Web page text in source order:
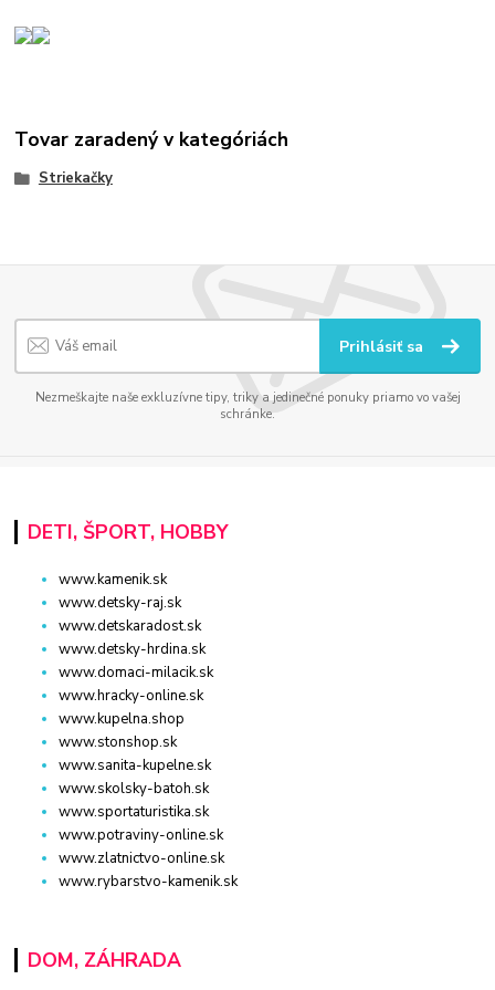
Tovar zaradený v kategóriách
Striekačky
Prihlásiť sa
Nezmeškajte naše exkluzívne tipy, triky a jedinečné ponuky priamo vo vašej
schránke.
DETI, ŠPORT, HOBBY
www.kamenik.sk
www.detsky-raj.sk
www.detskaradost.sk
www.detsky-hrdina.sk
www.domaci-milacik.sk
www.hracky-online.sk
www.kupelna.shop
www.stonshop.sk
www.sanita-kupelne.sk
www.skolsky-batoh.sk
www.sportaturistika.sk
www.potraviny-online.sk
www.zlatnictvo-online.sk
www.rybarstvo-kamenik.sk
DOM, ZÁHRADA